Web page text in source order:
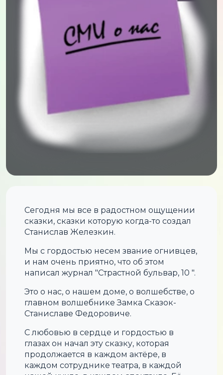
Сегодня мы все в радостном ощущении
сказки, сказки которую когда-то создал
Станислав Железкин.
Мы с гордостью несем звание огнивцев,
и нам очень приятно, что об этом
написал журнал "Страстной бульвар, 10 ".
Это о нас, о нашем доме, о волшебстве, о
главном волшебнике Замка Сказок-
Станиславе Федоровиче.
С любовью в сердце и гордостью в
глазах он начал эту сказку, которая
продолжается в каждом актёре, в
каждом сотруднике театра, в каждой